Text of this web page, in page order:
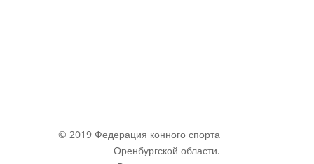
© 2019 Федерация конного спорта
Оренбургской области.